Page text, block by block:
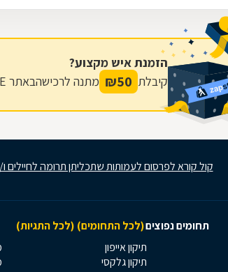
הזמנת איש מקצוע?
קיבלת 50
₪ מתנה לרכישהבאתר ZAPSTORE
קול קורא לפרסום לעמותות שתכליתן תרומה
תחומים נפוצים(לכל התחומים) (לכל התגיות)
תיקון אייפון
תיקון גלקסי